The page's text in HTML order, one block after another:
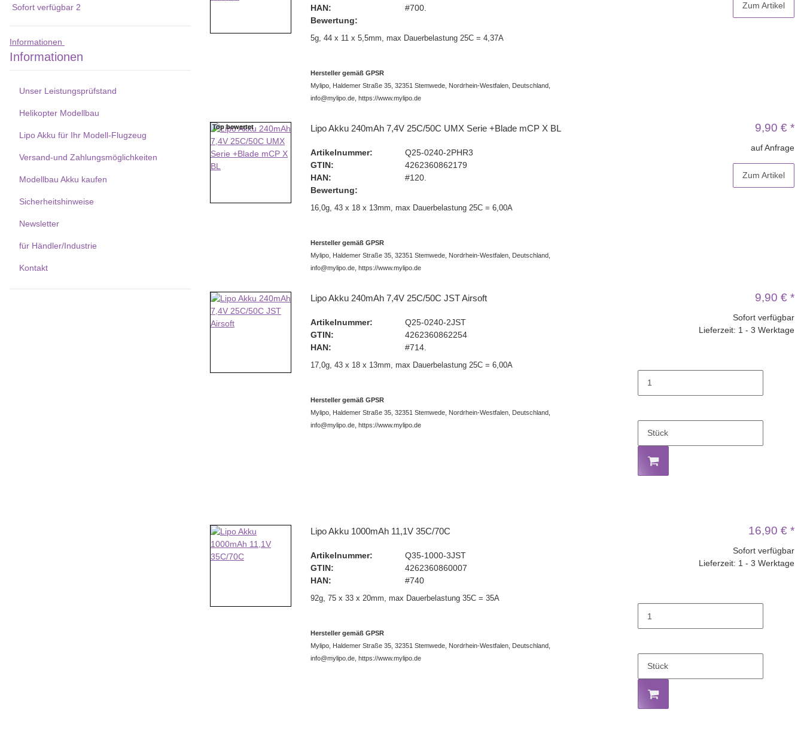
HAN:
#700.
Bewertung:
5g, 44 x 11 x 5,5mm, max Dauerbelastung 25C = 4,37A
Hersteller gemäß GPSR
Mylipo, Haldemer Straße 35, 32351 Stemwede, Nordrhein-Westfalen, Deutschland,
info@mylipo.de, https://www.mylipo.de
Zum Artikel
Top bewertet
Top bewertet Lipo Akku 240mAh 7,4V 25C/50C UMX Serie +Blade mCP X BL
Artikelnummer:
Q25-0240-2PHR3
GTIN:
4262360862179
HAN:
#120.
Bewertung:
16,0g, 43 x 18 x 13mm, max Dauerbelastung 25C = 6,00A
Hersteller gemäß GPSR
Mylipo, Haldemer Straße 35, 32351 Stemwede, Nordrhein-Westfalen, Deutschland,
info@mylipo.de, https://www.mylipo.de
9,90 € *
auf Anfrage
Zum Artikel
Lipo Akku 240mAh 7,4V 25C/50C JST Airsoft
Artikelnummer:
Q25-0240-2JST
GTIN:
4262360862254
HAN:
#714.
17,0g, 43 x 18 x 13mm, max Dauerbelastung 25C = 6,00A
Hersteller gemäß GPSR
Mylipo, Haldemer Straße 35, 32351 Stemwede, Nordrhein-Westfalen, Deutschland,
info@mylipo.de, https://www.mylipo.de
9,90 € *
Sofort verfügbar
Lieferzeit: 1 - 3 Werktage
Stück
Lipo Akku 1000mAh 11,1V 35C/70C
Artikelnummer:
Q35-1000-3JST
GTIN:
4262360860007
HAN:
#740
92g, 75 x 33 x 20mm,max Dauerbelastung 35C = 35A
Hersteller gemäß GPSR
Mylipo, Haldemer Straße 35, 32351 Stemwede, Nordrhein-Westfalen, Deutschland,
info@mylipo.de, https://www.mylipo.de
16,90 € *
Sofort verfügbar
Lieferzeit: 1 - 3 Werktage
Stück
Sofort verfügbar 2
Informationen
Informationen
Unser Leistungsprüfstand
Helikopter Modellbau
Lipo Akku für Ihr Modell-Flugzeug
Versand-und Zahlungsmöglichkeiten
Modellbau Akku kaufen
Sicherheitshinweise
Newsletter
für Händler/Industrie
Kontakt